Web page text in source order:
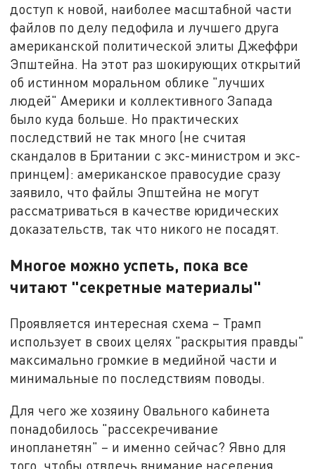
доступ к новой, наиболее масштабной части
файлов по делу педофила и лучшего друга
американской политической элиты Джеффри
Эпштейна. На этот раз шокирующих открытий
об истинном моральном облике "лучших
людей" Америки и коллективного Запада
было куда больше. Но практических
последствий не так много (не считая
скандалов в Британии с экс-министром и экс-
принцем): американское правосудие сразу
заявило, что файлы Эпштейна не могут
рассматриваться в качестве юридических
доказательств, так что никого не посадят.
Многое можно успеть, пока все
читают "секретные материалы"
Проявляется интересная схема – Трамп
использует в своих целях "раскрытия правды"
максимально громкие в медийной части и
минимальные по последствиям поводы.
Для чего же хозяину Овального кабинета
понадобилось "рассекречивание
инопланетян" – и именно сейчас? Явно для
того, чтобы отвлечь внимание населения,